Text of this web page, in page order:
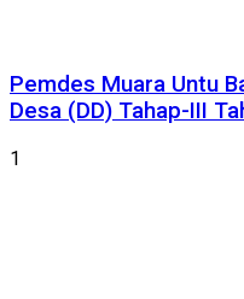
Pemdes Muara Untu
Desa (DD) Tahap-III
1